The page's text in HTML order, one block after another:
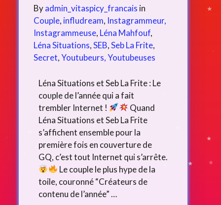
Byadmin_vitaspicy_francais in
Couple, infludream, Instagrammeur,
Instagrammeuse, Léna Mahfouf,
Léna Situations,SEB,Seb La Frite,
Secret,Youtubeurs, Youtubeuses
Léna Situations et Seb La Frite : Le
couple de l’année qui a fait
trembler Internet !
Quand
Léna Situations et Seb La Frite
s’affichent ensemble pour la
première fois en couverture de
GQ, c’est tout Internet qui s’arrête.
Le couple le plus hype de la
toile, couronné “Créateurs de
contenu de l’année” …